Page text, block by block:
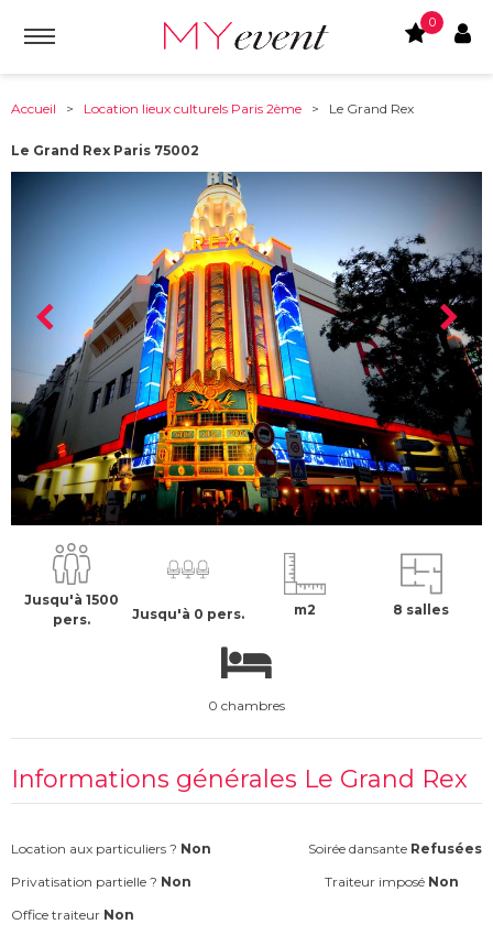
0
Accueil > Location lieux culturels Paris 2ème > Le Grand Rex
Le Grand Rex Paris 75002
75002-Paris À partir de :
24500 €
Jusqu'à 1500
pers.
Jusqu'à 0 pers. m2 8 salles
0 chambres
Informations générales Le Grand Rex
Location aux particuliers ? Non Soirée dansante Refusées
Privatisation partielle ? Non Traiteur imposé Non
Office traiteur Non